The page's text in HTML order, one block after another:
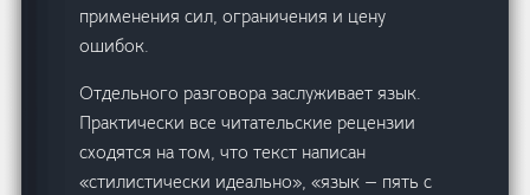
применения сил, ограничения и цену
ошибок.
Отдельного разговора заслуживает язык.
Практически все читательские рецензии
сходятся на том, что текст написан
«стилистически идеально», «язык — пять с